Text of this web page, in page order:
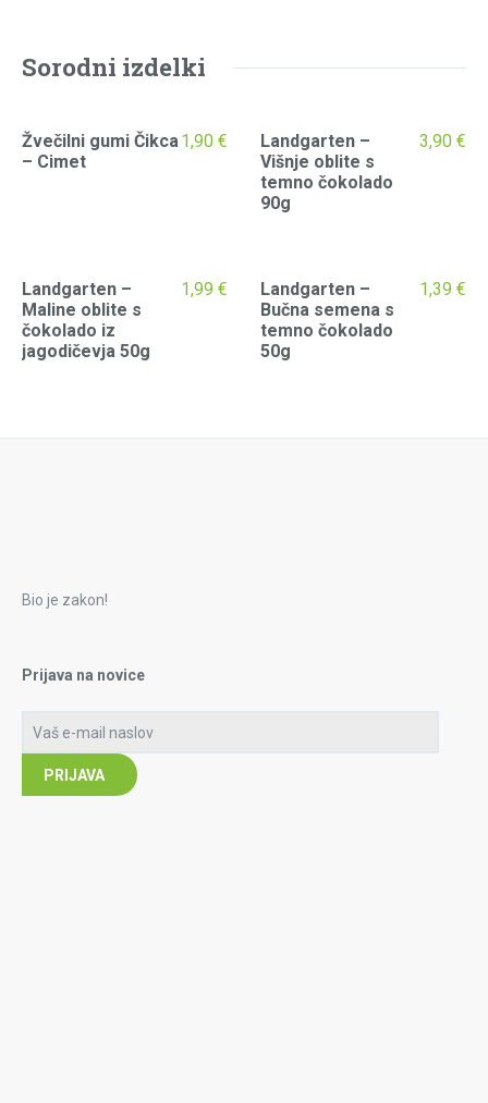
Sorodni izdelki
Žvečilni gumi Čikca
– Cimet
1,90 €
Landgarten –
Višnje oblite s
temno čokolado
90g
3,90 €
Landgarten –
Maline oblite s
čokolado iz
jagodičevja 50g
1,99 €
Landgarten –
Bučna semena s
temno čokolado
50g
1,39 €
Bio je zakon!
Prijava na novice